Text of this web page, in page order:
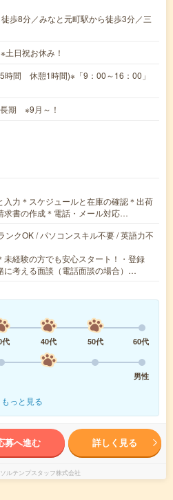
歩8分／みなと元町駅から徒歩3分／三
日祝お休み！
時間 休憩1時間)※「9：00～16：00」
期 ※9月～！
入力＊スケジュールと在庫の確認＊出荷
求書の作成＊電話・メール対応…
ンクOK / パソコンスキル不要 / 英語力不
未経験の方でも安心スタート！・登録
に考える面談（電話面談の場合）…
代 40代 50代
60代
男性
もっと見る
募へ進む 詳しく見る
ルテンプスタッフ株式会社